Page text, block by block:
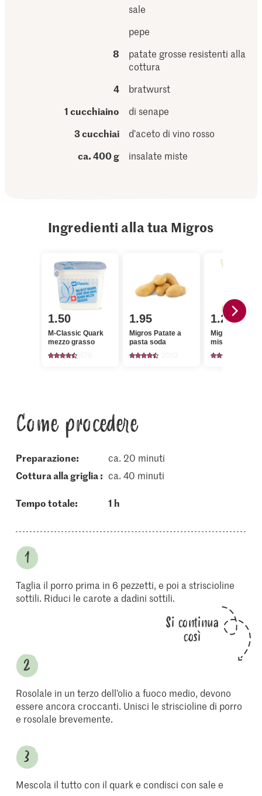
sale
pepe
8
patate grosse resistenti alla
cottura
4
bratwurst
1 cucchiaino
di senape
3 cucchiai
d’aceto di vino rosso
ca. 400 g
insalate miste
Ingredienti alla tua Migros
1.50
M-Classic Quark
mezzo grasso
1.95
Migros Patate a
pasta soda
1.20
Migros Insalata
mista
Come procedere
Preparazione:
ca. 20 minuti
cottura alla griglia : ca. 40 minuti
Tempo totale: 1 h
Taglia il porro prima in 6 pezzetti, e poi a striscioline
sottili. Riduci le carote a dadini sottili.
Si continua
così
Rosolale in un terzo dell’olio a fuoco medio, devono
essere ancora croccanti. Unisci le striscioline di porro
e rosolale brevemente.
Mescola il tutto con il quark e condisci con sale e